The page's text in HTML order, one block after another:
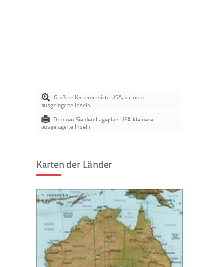
Größere Kartenansicht USA, kleinere
ausgelagerte Inseln
Drucken Sie den Lageplan USA, kleinere
ausgelagerte Inseln
Karten der Länder